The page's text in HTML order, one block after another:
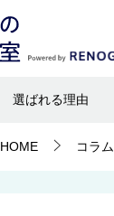
選ばれる理由
HOME コラム